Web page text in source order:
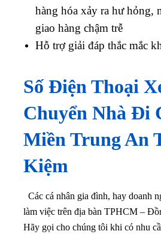
hàng hóa xảy ra hư hỏng,
giao hàng chậm trễ
Hỗ trợ giải đáp thắc mắc
Số Điện Thoại
Chuyển Nhà Đi
Miền Trung An
Kiệm
Các cá nhân gia đình, hay doanh
làm việc trên địa bàn TPHCM –
Hãy gọi cho chúng tôi khi có nhu